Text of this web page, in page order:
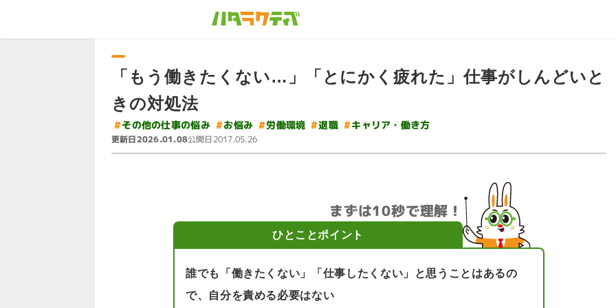
「もう働きたくない…」「とにかく疲れた」仕事がしんどいと
きの対処法
#その他の仕事の悩み #お悩み #労働環境 #退職 #キャリア・働き方
更新日2026.01.08公開日2017.05.26
まずは10秒で理解！
ひとことポイント
誰でも「働きたくない」「仕事したくない」と思うことはあるの
で、自分を責める必要はない